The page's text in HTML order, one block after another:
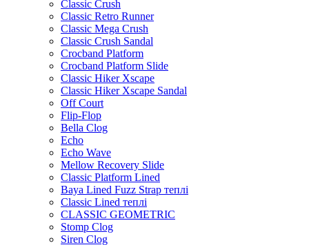
Classic Crush
Classic Retro Runner
Classic Mega Crush
Classic Crush Sandal
Crocband Platform
Crocband Platform Slide
Classic Hiker Xscape
Classic Hiker Xscape Sandal
Off Court
Flip-Flop
Bella Clog
Echo
Echo Wave
Mellow Recovery Slide
Classic Platform Lined
Baya Lined Fuzz Strap теплі
Classic Lined теплі
CLASSIC GEOMETRIC
Stomp Clog
Siren Clog